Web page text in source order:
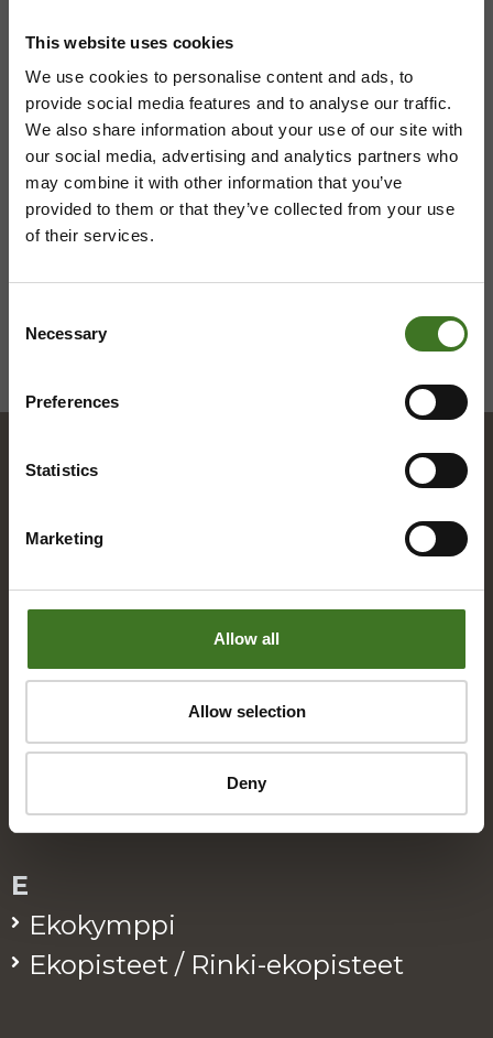
This website uses cookies
We use cookies to personalise content and ads, to
provide social media features and to analyse our traffic.
We also share information about your use of our site with
our social media, advertising and analytics partners who
may combine it with other information that you’ve
provided to them or that they’ve collected from your use
of their services.
Selection
Necessary
Preferences
Statistics
Marketing
Allow all
Allow selection
Deny
Avoinna ma 8 - 18, ti - pe 8 - 16
Saavutettavuusseloste Tietosuojaselosteita
A
Alue­ke­räys­pis­teet
Asia­kas­pal­ve­lu
B
E
Eko­kymp­pi
Eko­pis­teet / Rinki-eko­pis­teet